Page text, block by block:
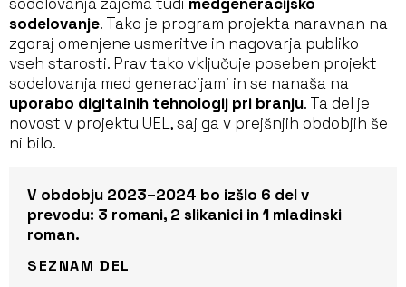
sodelovanje. Tako je program projekta naravnan na
zgoraj omenjene usmeritve in nagovarja publiko
vseh starosti. Prav tako vključuje poseben projekt
sodelovanja med generacijami in se nanaša na
uporabo digitalnih tehnologij pri branju. Ta del je
novost v projektu UEL, saj ga v prejšnjih obdobjih še
ni bilo.
V obdobju 2023–2024 bo izšlo 6 del v
prevodu: 3 romani, 2 slikanici in 1 mladinski
roman.
SEZNAM DEL